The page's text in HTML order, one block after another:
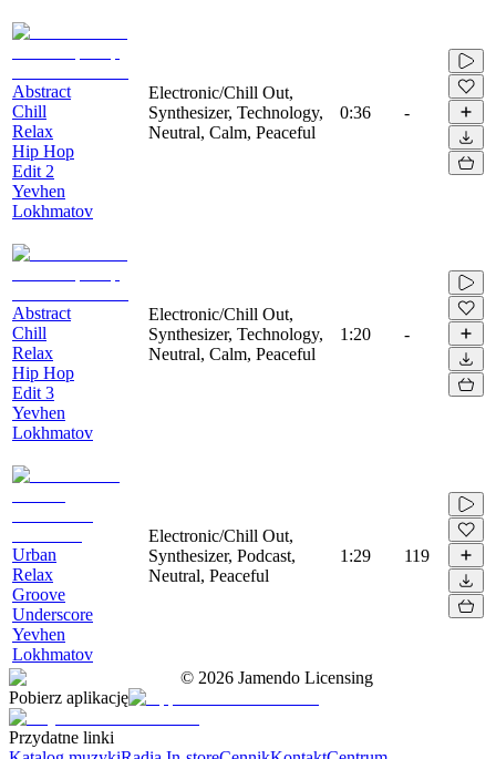
Abstract
Chill
Relax
Hip Hop
Edit 2
Yevhen
Lokhmatov
Electronic/Chill Out,
Synthesizer, Technology,
Neutral, Calm, Peaceful
0:36 -
Abstract
Chill
Relax
Hip Hop
Edit 3
Yevhen
Lokhmatov
Electronic/Chill Out,
Synthesizer, Technology,
Neutral, Calm, Peaceful
1:20 -
Urban
Relax
Groove
Underscore
Yevhen
Lokhmatov
Electronic/Chill Out,
Synthesizer, Podcast,
Neutral, Peaceful
1:29 119
© 2026 Jamendo Licensing
Pobierz aplikację
Przydatne linki